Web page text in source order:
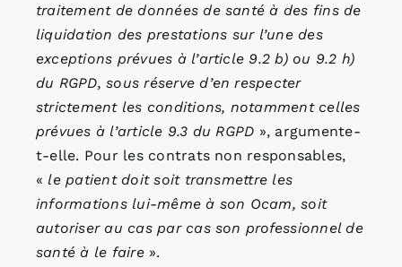
traitement de données de santé à des fins de
liquidation des prestations sur l’une des
exceptions prévues à l’article 9.2 b) ou 9.2 h)
du RGPD, sous réserve d’en respecter
strictement les conditions, notamment celles
prévues à l’article 9.3 du RGPD », argumente-
t-elle. Pour les contrats non responsables,
« le patient doit soit transmettre les
informations lui-même à son Ocam, soit
autoriser au cas par cas son professionnel de
santé à le faire».